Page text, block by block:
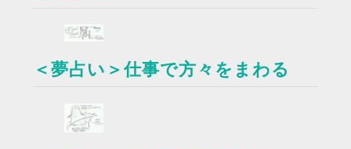
＜夢占い＞仕事で方々をまわる